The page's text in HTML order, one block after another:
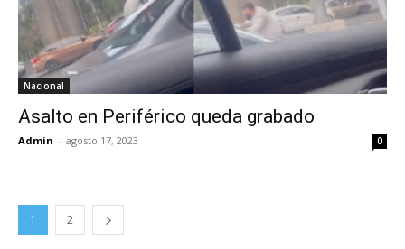
Nacional
Asalto en Periférico queda grabado
Admin - agosto 17, 2023 0
1 2